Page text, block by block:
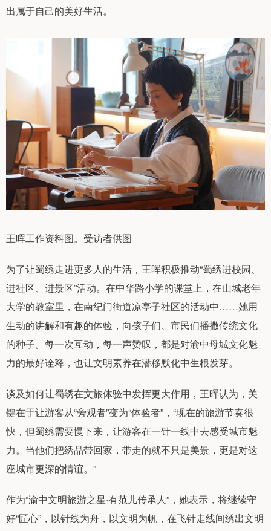
出属于自己的美好生活。
王晖工作资料图。受访者供图
为了让蜀绣走进更多人的生活，王晖积极推动“蜀绣进校园、
进社区、进景区”活动。在中华路小学的课堂上，在山城老年
大学的教室里，在南纪门街道凉亭子社区的活动中……她用
生动的讲解和有趣的体验，向孩子们、市民们播撒传统文化
的种子。每一次互动，每一声赞叹，都是对渝中母城文化魅
力的最好诠释，也让文明素养在潜移默化中生根发芽。
谈及如何让蜀绣在文旅体验中发挥更大作用，王晖认为，关
键在于让游客从“旁观者”变为“体验者”，“现在的旅游节奏很
快，但蜀绣需要慢下来，让游客在一针一线中去感受城市魅
力。当他们把绣品带回家，带走的就不只是美景，更是对这
座城市更深的情谊。”
作为“渝中文明旅游之星·有范儿传承人”，她表示，将继续守
好“匠心”，以针线为舟，以文明为帆，在飞针走线间绣出文明